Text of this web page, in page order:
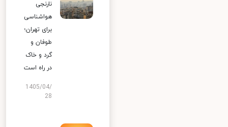
نارنجی
هواشناسی
برای تهران؛
طوفان و
گرد و خاک
در راه است
1405/04/
28